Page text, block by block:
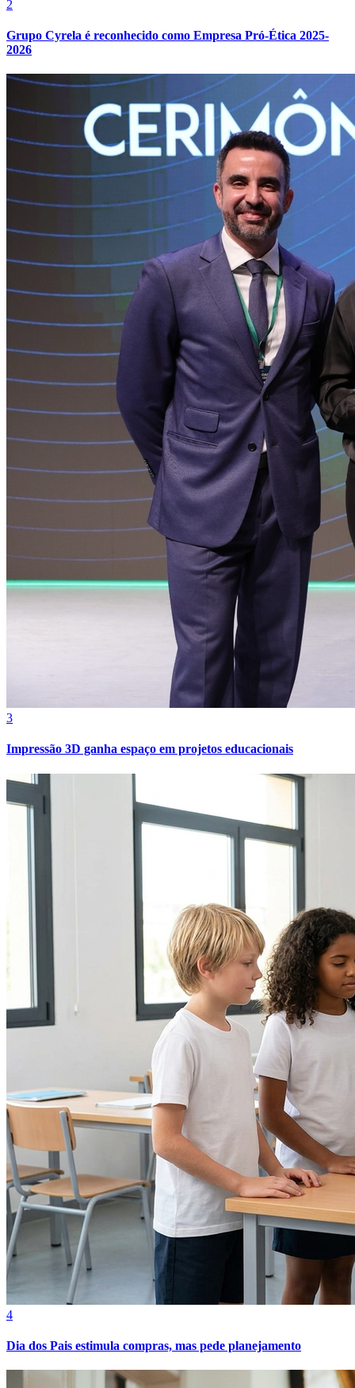
Cruzeiro
2
Grupo Cyrela é reconhecido como Empresa Pró-Ética 2025-
2026
3
Impressão 3D ganha espaço em projetos educacionais
4
Dia dos Pais estimula compras, mas pede planejamento